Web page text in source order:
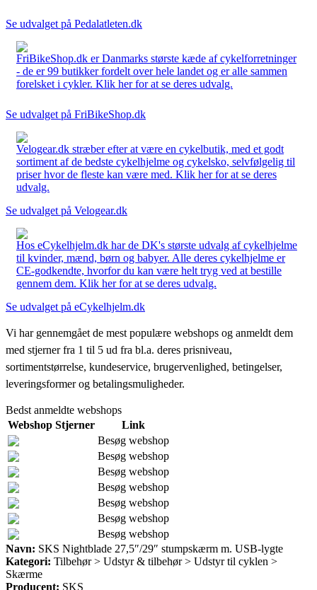
Se udvalget på Pedalatleten.dk
FriBikeShop.dk er Danmarks største kæde af cykelforretninger
- de er 99 butikker fordelt over hele landet og er alle sammen
forelsket i cykler. Klik her for at se deres udvalg.
Se udvalget på FriBikeShop.dk
Velogear.dk stræber efter at være en cykelbutik, med et godt
sortiment af de bedste cykelhjelme og cykelsko, selvfølgelig til
priser hvor de fleste kan være med. Klik her for at se deres
udvalg.
Se udvalget på Velogear.dk
Hos eCykelhjelm.dk har de DK's største udvalg af cykelhjelme
til kvinder, mænd, børn og babyer. Alle deres cykelhjelme er
CE-godkendte, hvorfor du kan være helt tryg ved at bestille
gennem dem. Klik her for at se deres udvalg.
Se udvalget på eCykelhjelm.dk
Vi har gennemgået de mest populære webshops og anmeldt dem
med stjerner fra 1 til 5 ud fra bl.a. deres prisniveau,
sortimentstørrelse, kundeservice, brugervenlighed, betingelser,
leveringsformer og betalingsmuligheder.
Bedst anmeldte webshops
Webshop Stjerner
Link
Besøg webshop
Besøg webshop
Besøg webshop
Besøg webshop
Besøg webshop
Besøg webshop
Besøg webshop
Navn: SKS Nightblade 27,5″/29″ stumpskærm m. USB-lygte
Kategori: Tilbehør > Udstyr & tilbehør > Udstyr til cyklen >
Skærme
Producent: SKS